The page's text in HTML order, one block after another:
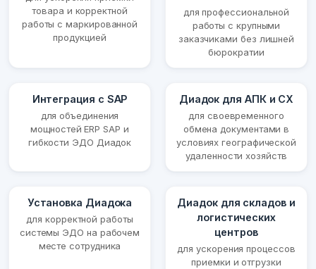
товара и корректной
работы с маркированной
продукцией
для профессиональной
работы с крупными
заказчиками без лишней
бюрократии
Интеграция с SAP
для объединения
мощностей ERP SAP и
гибкости ЭДО Диадок
Диадок для АПК и СХ
для своевременного
обмена документами в
условиях географической
удаленности хозяйств
Установка Диадока
для корректной работы
системы ЭДО на рабочем
месте сотрудника
Диадок для складов и
логистических
центров
для ускорения процессов
приемки и отгрузки